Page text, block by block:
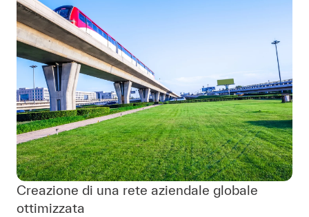
Creazione di una rete aziendale globale
ottimizzata